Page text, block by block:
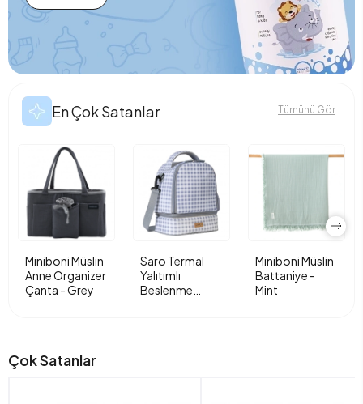
En Çok Satanlar Tümünü Gör
Miniboni Müslin
Anne Organizer
Çanta - Grey
Saro Termal
Yalıtımlı
Beslenme
Miniboni Müslin
Battaniye -
Mint
Çok Satanlar